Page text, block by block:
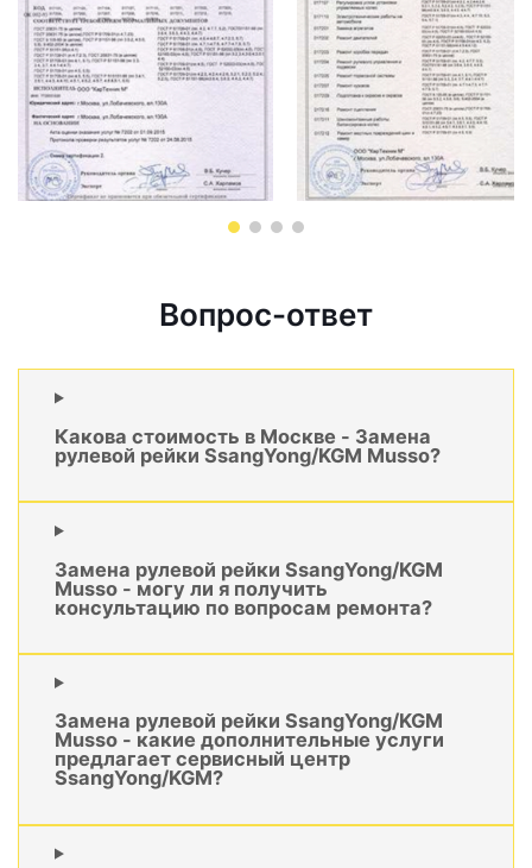
Вопрос-ответ
Какова стоимость в Москве - Замена
рулевой рейки SsangYong/KGM Musso?
Замена рулевой рейки SsangYong/KGM
Musso - могу ли я получить
консультацию по вопросам ремонта?
Замена рулевой рейки SsangYong/KGM
Musso - какие дополнительные услуги
предлагает сервисный центр
SsangYong/KGM?